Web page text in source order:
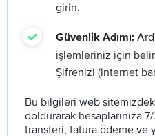
girin.
Güvenlik Adımı:
işlemleriniz için
Şifrenizi (internet
Bu bilgileri web
doldurarak hesaplarınıza
transferi, fatura ödeme ve